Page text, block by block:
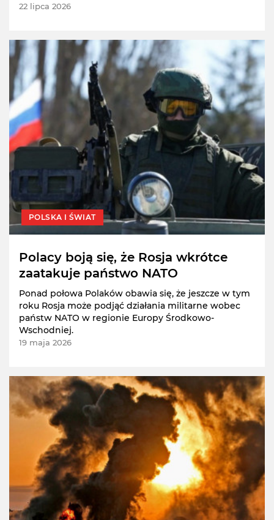
22 lipca 2026
POLSKA I ŚWIAT
Polacy boją się, że Rosja wkrótce
zaatakuje państwo NATO
Ponad połowa Polaków obawia się, że jeszcze w tym
roku Rosja może podjąć działania militarne wobec
państw NATO w regionie Europy Środkowo-
Wschodniej.
19 maja 2026